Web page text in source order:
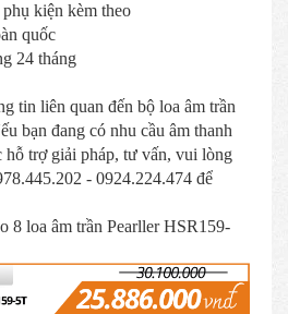
kiện kèm theo
quốc
24 tháng
tin liên quan đến bộ loa âm trần
bạn đang có nhu cầu âm thanh
hỗ trợ giải pháp, tư vấn, vui lòng
- 0924.224.474 để
8 loa âm trần Pearller HSR159-